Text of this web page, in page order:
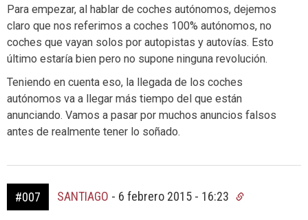
Para empezar, al hablar de coches autónomos, dejemos
claro que nos referimos a coches 100% autónomos, no
coches que vayan solos por autopistas y autovías. Esto
último estaría bien pero no supone ninguna revolución.
Teniendo en cuenta eso, la llegada de los coches
autónomos va a llegar más tiempo del que están
anunciando. Vamos a pasar por muchos anuncios falsos
antes de realmente tener lo soñado.
#007 SANTIAGO - 6 febrero 2015 - 16:23